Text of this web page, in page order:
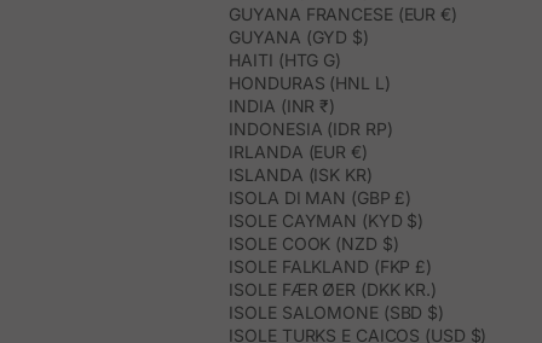
GUYANA FRANCESE (EUR €)
GUYANA (GYD $)
HAITI (HTG G)
HONDURAS (HNL L)
INDIA (INR ₹)
INDONESIA (IDR RP)
IRLANDA (EUR €)
ISLANDA (ISK KR)
ISOLA DI MAN (GBP £)
ISOLE CAYMAN (KYD $)
ISOLE COOK (NZD $)
ISOLE FALKLAND (FKP £)
ISOLE FÆR ØER (DKK KR.)
ISOLE SALOMONE (SBD $)
ISOLE TURKS E CAICOS (USD $)